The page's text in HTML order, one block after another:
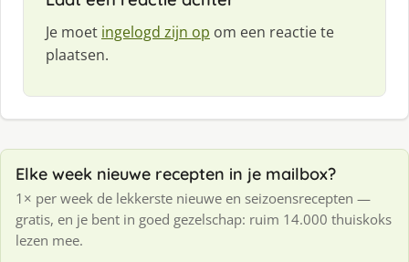
Je moet ingelogd zijn op om een reactie te
plaatsen.
Elke week nieuwe recepten in je mailbox?
1× per week de lekkerste nieuwe en seizoensrecepten —
gratis, en je bent in goed gezelschap: ruim 14.000 thuiskoks
lezen mee.